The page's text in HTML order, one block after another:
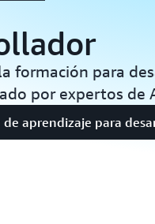
formación para
por expertos de
aprendizaje para